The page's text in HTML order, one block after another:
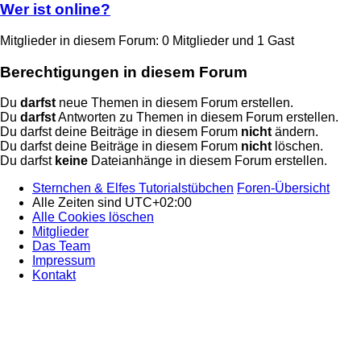
Wer ist online?
Mitglieder in diesem Forum: 0 Mitglieder und 1 Gast
Berechtigungen in diesem Forum
Du darfstneue Themen in diesem Forum erstellen.
Du darfstAntworten zu Themen in diesem Forum erstellen.
Du darfst deine Beiträge in diesem Forum nichtändern.
Du darfst deine Beiträge in diesem Forum nichtlöschen.
Du darfst keine Dateianhänge in diesem Forum erstellen.
Sternchen & Elfes Tutorialstübchen Foren-Übersicht
Alle Zeiten sind UTC+02:00
Alle Cookies löschen
Mitglieder
Das Team
Impressum
Kontakt